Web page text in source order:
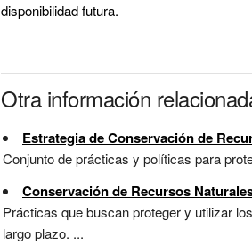
disponibilidad futura.
Otra información
Estrategia de Conservación de
Conjunto de prácticas y políticas para
Conservación de Recursos
Prácticas que buscan proteger y utilizar
largo plazo. ...